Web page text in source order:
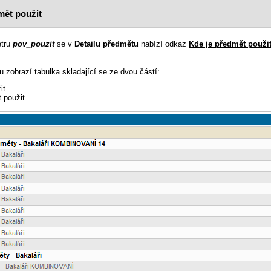
použit
pov_pouzitse v Detailu předmětu nabízí odkaz Kde je předmět použit
zobrazí tabulka skladající se ze dvou částí:
použit